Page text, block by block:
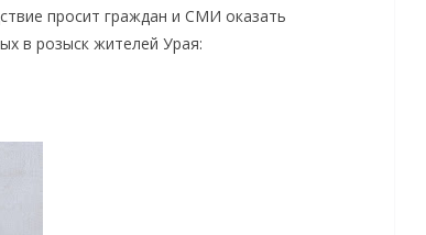
просит граждан и СМИ оказать
в розыск жителей Урая: